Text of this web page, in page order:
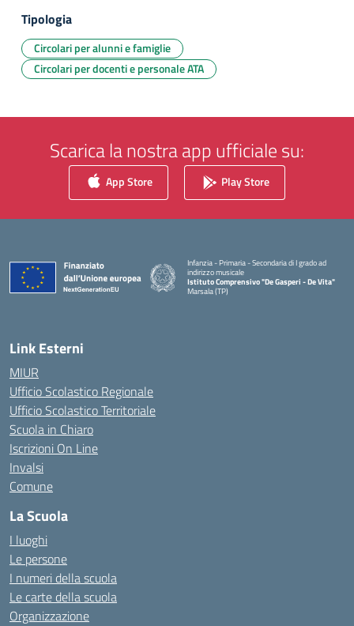
Tipologia
Circolari per alunni e famiglie
Circolari per docenti e personale ATA
Scarica la nostra app ufficiale su:
App Store Play Store
Infanzia - Primaria - Secondaria di I grado ad
indirizzo musicale
Istituto Comprensivo "De Gasperi - De Vita"
Marsala (TP)
Link Esterni
MIUR
Ufficio Scolastico Regionale
Ufficio Scolastico Territoriale
Scuola in Chiaro
Iscrizioni On Line
Invalsi
Comune
La Scuola
I luoghi
Le persone
I numeri della scuola
Le carte della scuola
Organizzazione